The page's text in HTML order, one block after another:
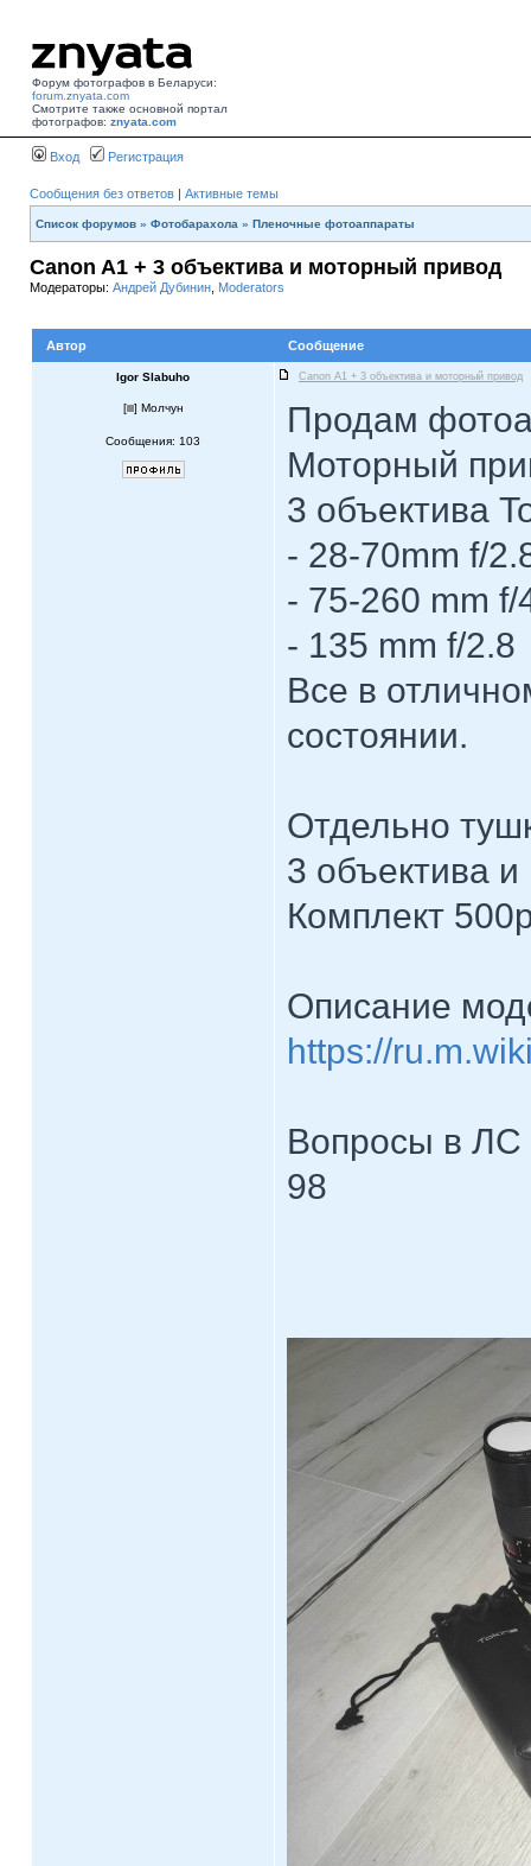
Форум фотографов в Беларуси:
forum.znyata.com
Смотрите также основной портал
фотографов: znyata.com
Вход Регистрация
Сообщения без ответов | Активные темы
Список форумов » Фотобарахола » Пленочные фотоаппараты
Canon A1 + 3 объектива и моторный привод
Модераторы: Андрей Дубинин Moderators
Автор Сообщение
Igor Slabuho Canon A1 + 3 объектива и моторный привод
[ ] Молчун
Сообщения: 103
Продам
Моторный
3 объектива
- 28-70mm f/
- 75-260 mm f/
- 135 mm f/2.8
Все в
состоянии.
Отдельно
3 объектива
Комплект
Описание
https://
Вопросы в ЛС
98